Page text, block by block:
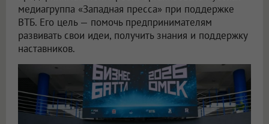
медиагруппа «Западная пресса» при поддержке
ВТБ. Его цель — помочь предпринимателям
развивать свои идеи, получить знания и поддержку
наставников.